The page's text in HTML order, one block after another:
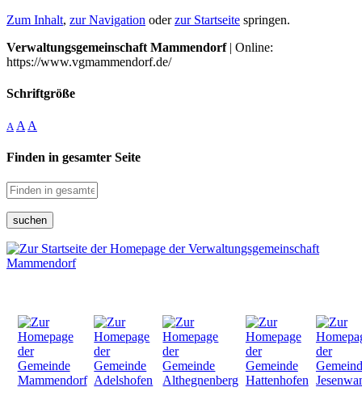
Zum Inhalt, zur Navigation oderzur Startseite springen.
Verwaltungsgemeinschaft Mammendorf| Online:
https://www.vgmammendorf.de/
Schriftgröße
A A A
Finden in gesamter Seite
suchen